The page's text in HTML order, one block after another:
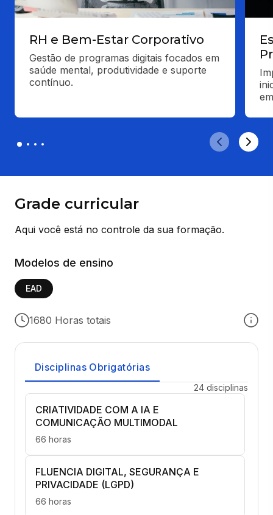
RH e Bem-Estar Corporativo
Gestão de programas digitais focados em
saúde mental, produtividade e suporte
contínuo.
Grade curricular
Aqui você está no controle da sua formação.
Modelos de ensino
EAD
1680 Horas totais
Disciplinas Obrigatórias
24 disciplinas
CRIATIVIDADE COM A IA E
COMUNICAÇÃO MULTIMODAL
66 horas
FLUENCIA DIGITAL, SEGURANÇA E
PRIVACIDADE (LGPD)
66 horas